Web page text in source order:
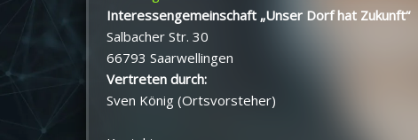
Interessengemeinschaft „Unser Dorf hat Zukunft“
Salbacher Str. 30
66793 Saarwellingen
Vertreten durch:
Sven König (Ortsvorsteher)